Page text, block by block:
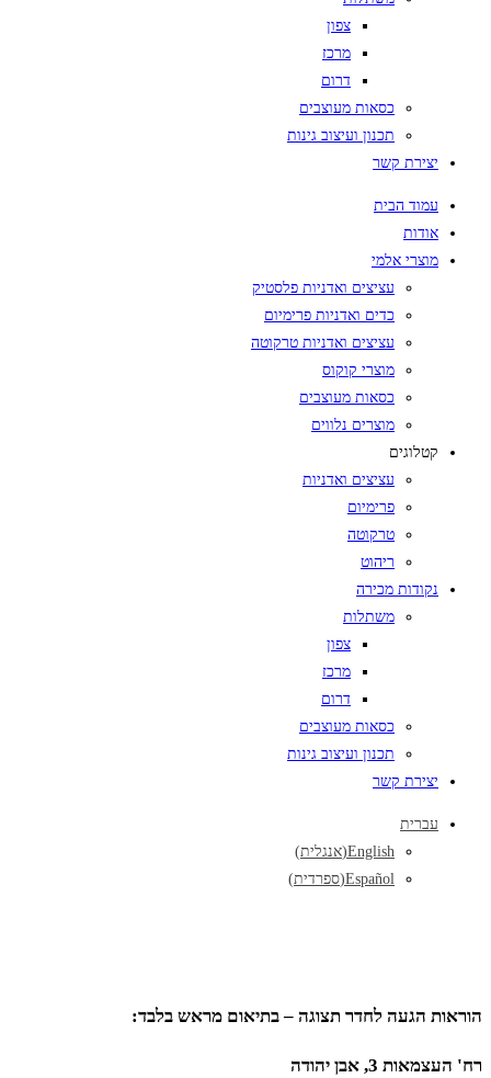
צפון
מרכז
דרום
כסאות מעוצבים
תכנון ועיצוב גינות
יצירת קשר
עמוד הבית
אודות
מוצרי אלמי
עציצים ואדניות פלסטיק
כדים ואדניות פרימיום
עציצים ואדניות טרקוטה
מוצרי קוקוס
כסאות מעוצבים
מוצרים נלווים
קטלוגים
עציצים ואדניות
פרימיום
טרקוטה
ריהוט
נקודות מכירה
משתלות
צפון
מרכז
דרום
כסאות מעוצבים
תכנון ועיצוב גינות
יצירת קשר
עברית
English
(אנגלית)
Español
(ספרדית)
הוראות הגעה לחדר תצוגה – בתיאום מראש בלבד:
רח' העצמאות 3, אבן יהודה